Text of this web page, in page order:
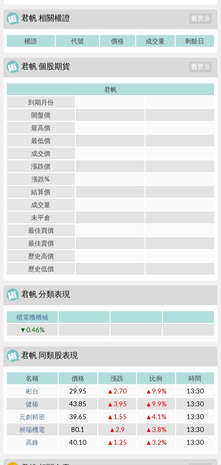
君帆 相關權證
權證 代號 價格 成交量 剩餘日
君帆 個股期貨
君帆
到期月份
開盤價
最高價
最低價
成交價
漲跌價
漲跌%
結算價
成交量
未平倉
最佳買價
最佳賣價
歷史高價
歷史低價
君帆 分類表現
櫃電機機械
▼0.46%
君帆 同類股表現
名稱 價格 漲跌 比例
時間
彬台
29.95 ▲2.70 ▲9.9%
13:30
健椿
43.85 ▲3.95 ▲9.9%
13:30
元創精密
39.65 ▲1.55 ▲4.1%
13:30
昶瑞機電
80.1 ▲2.9 ▲3.8%
13:30
高鋒
40.10 ▲1.25 ▲3.2% 13:30